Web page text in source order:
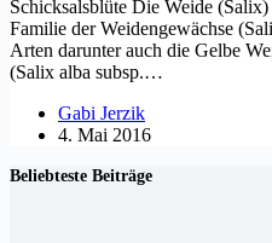
Schicksalsblüte Die Weide
Familie der Weidengewächse
Arten darunter auch die Gelbe
(Salix alba subsp.…
Gabi Jerzik
4. Mai 2016
Beliebteste Beiträge